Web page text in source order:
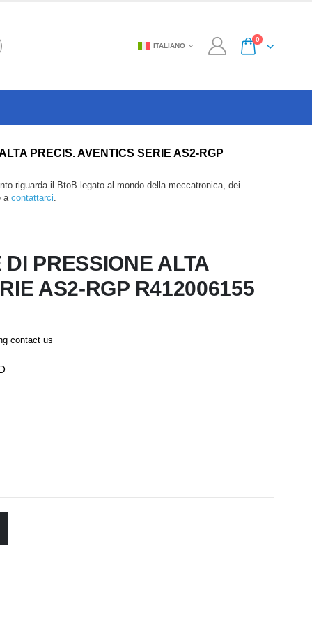
ITALIANO
0
PRECIS. AVENTICS SERIE AS2-RGP
riguarda il BtoB legato al mondo della meccatronica, dei
a contattarci
PRESSIONE ALTA
AS2-RGP R412006155
contact us